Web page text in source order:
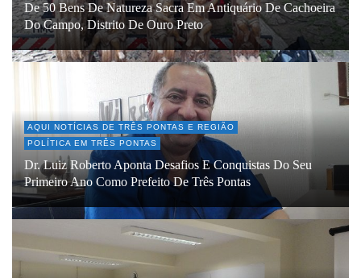
De 50 Bens De Natureza Sacra Em Antiquário De Cachoeira
Do Campo, Distrito De Ouro Preto
AQUI NOTÍCIAS DE TRÊS PONTAS E REGIÃO
POLÍTICA EM TRÊS PONTAS
Dr. Luiz Roberto Aponta Desafios E Conquistas Do Seu
Primeiro Ano Como Prefeito De Três Pontas